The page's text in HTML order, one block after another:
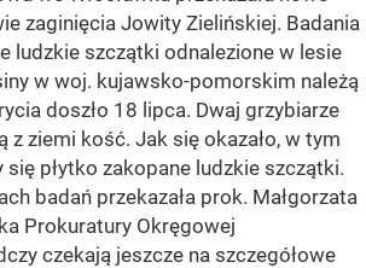
zaginięcia Jowity Zielińskiej. Badania
ludzkie szczątki odnalezione w lesie
w woj. kujawsko-pomorskim należą
doszło 18 lipca. Dwaj grzybiarze
z ziemi kość. Jak się okazało, w tym
się płytko zakopane ludzkie szczątki.
badań przekazała prok. Małgorzata
Prokuratury Okręgowej
czekają jeszcze na szczegółowe